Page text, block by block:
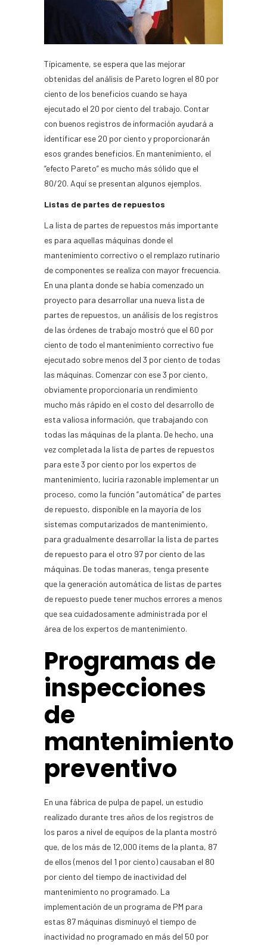
Típicamente, se espera que las mejorar
obtenidas del análisis de Pareto logren el 80 por
ciento de los beneficios cuando se haya
ejecutado el 20 por ciento del trabajo. Contar
con buenos registros de información ayudará a
identificar ese 20 por ciento y proporcionarán
esos grandes beneficios. En mantenimiento, el
“efecto Pareto” es mucho más sólido que el
80/20. Aquí se presentan algunos ejemplos.
Listas de partes de repuestos
La lista de partes de repuestos más importante
es para aquellas máquinas donde el
mantenimiento correctivo o el remplazo rutinario
de componentes se realiza con mayor frecuencia.
En una planta donde se había comenzado un
proyecto para desarrollar una nueva lista de
partes de repuestos, un análisis de los registros
de las órdenes de trabajo mostró que el 60 por
ciento de todo el mantenimiento correctivo fue
ejecutado sobre menos del 3 por ciento de todas
las máquinas. Comenzar con ese 3 por ciento,
obviamente proporcionaría un rendimiento
mucho más rápido en el costo del desarrollo de
esta valiosa información, que trabajando con
todas las máquinas de la planta. De hecho, una
vez completada la lista de partes de repuestos
para este 3 por ciento por los expertos de
mantenimiento, luciría razonable implementar un
proceso, como la función “automática” de partes
de repuesto, disponible en la mayoría de los
sistemas computarizados de mantenimiento,
para gradualmente desarrollar la lista de partes
de repuesto para el otro 97 por ciento de las
máquinas. De todas maneras, tenga presente
que la generación automática de listas de partes
de repuesto puede tener muchos errores a menos
que sea cuidadosamente administrada por el
área de los expertos de mantenimiento.
Programas de
inspecciones
de
mantenimiento
preventivo
En una fábrica de pulpa de papel, un estudio
realizado durante tres años de los registros de
los paros a nivel de equipos de la planta mostró
que, de los más de 12,000 ítems de la planta, 87
de ellos (menos del 1 por ciento) causaban el 80
por ciento del tiempo de inactividad del
mantenimiento no programado. La
implementación de un programa de PM para
estas 87 máquinas disminuyó el tiempo de
inactividad no programado en más del 50 por